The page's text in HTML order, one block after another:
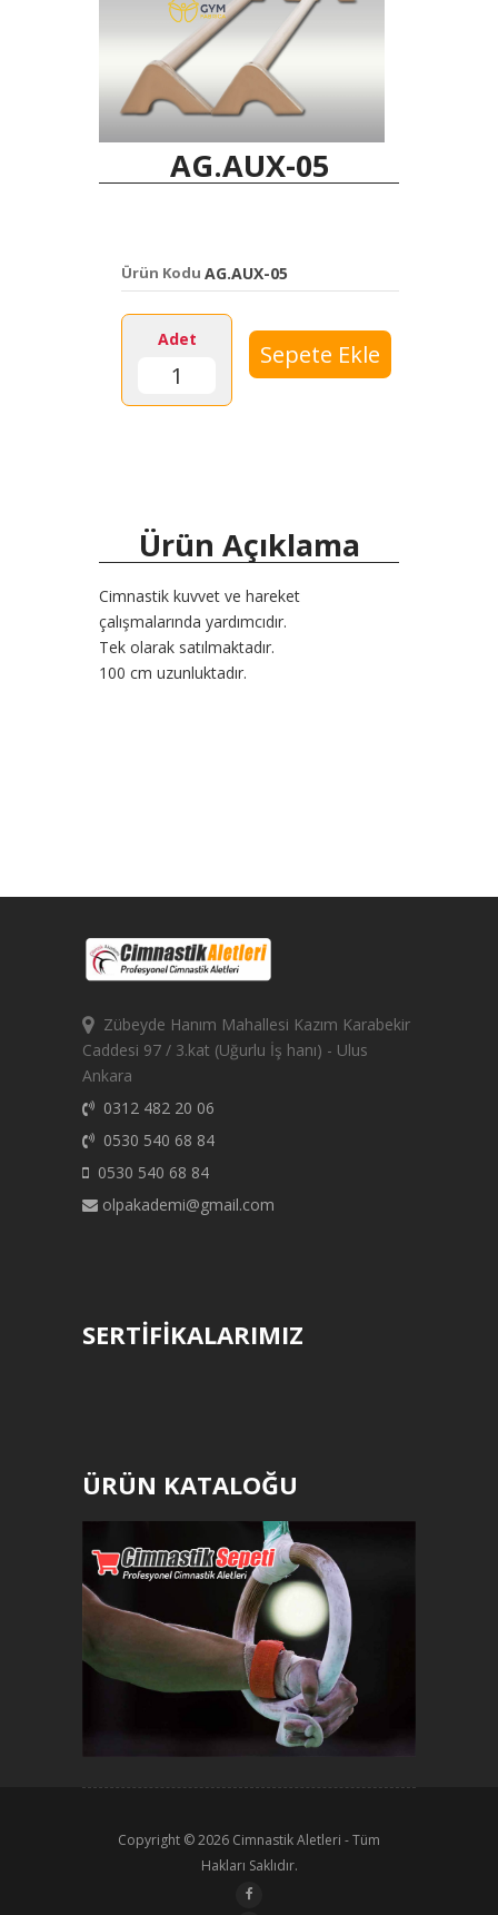
AG.AUX-05
Ürün Kodu AG.AUX-05
Adet
Ürün Açıklama
Cimnastik kuvvet ve hareket
çalışmalarında yardımcıdır.
Tek olarak satılmaktadır.
100 cm uzunluktadır.
Zübeyde Hanım Mahallesi Kazım Karabekir
Caddesi 97 / 3.kat (Uğurlu İş hanı) - Ulus
Ankara
0312 482 20 06
0530 540 68 84
0530 540 68 84
olpakademi@gmail.com
SERTİFİKALARIMIZ
ÜRÜN KATALOĞU
Copyright © 2026 Cimnastik Aletleri - Tüm
Hakları Saklıdır.